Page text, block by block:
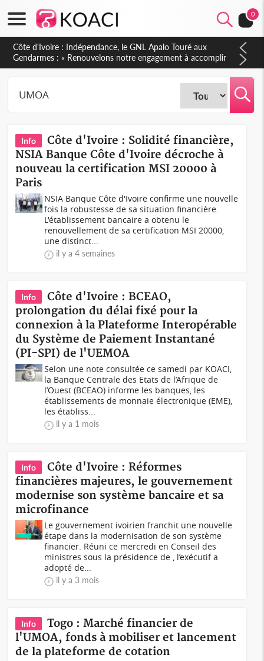
0
Sierra Leone : Un projet de réforme constitutionnelle en
gestation, points clés des amendements, un exclu d'avance
Info
Côte d'Ivoire : Solidité financière,
NSIA Banque Côte d'Ivoire décroche à
nouveau la certification MSI 20000 à
Paris
NSIA Banque Côte d'Ivoire confirme une nouvelle
fois la robustesse de sa situation financière.
L'établissement bancaire a obtenu le
renouvellement de sa certification MSI 20000,
une distinct...
il y a 4 semaines
Info
Côte d'Ivoire : BCEAO,
prolongation du délai fixé pour la
connexion à la Plateforme Interopérable
du Système de Paiement Instantané
(PI-SPI) de l'UEMOA
Selon une note consultée ce samedi par KOACI,
la Banque Centrale des Etats de l’Afrique de
l’Ouest (BCEAO) informe les banques, les
établissements de monnaie électronique (EME),
les établiss...
il y a 1 mois
Info
Côte d'Ivoire : Réformes
financières majeures, le gouvernement
modernise son système bancaire et sa
microfinance
Le gouvernement ivoirien franchit une nouvelle
étape dans la modernisation de son système
financier. Réuni ce mercredi en Conseil des
ministres sous la présidence de , l’exécutif a
adopté de...
il y a 3 mois
Info
Togo : Marché financier de
l'UMOA, fonds à mobiliser et lancement
de la plateforme de cotation